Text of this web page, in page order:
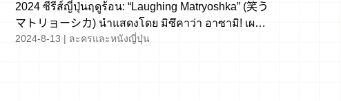
2024 ซีรีส์ญี่ปุ่นฤดูร้อน: “Laughing Matryoshka” (笑う
マトリョーシカ) นำแสดงโดย มิซึคาว่า อาซามิ! เผย
ความลับของมนุษยชาติผ่านเรื่องราวการเมืองสุด
2024-8-13 | ละครและหนังญี่ปุ่น